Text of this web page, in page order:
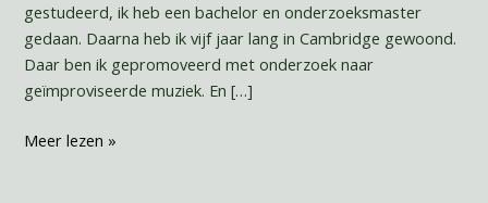
gestudeerd, ik heb een bachelor en onderzoeksmaster
gedaan. Daarna heb ik vijf jaar lang in Cambridge gewoond.
Daar ben ik gepromoveerd met onderzoek naar
geïmproviseerde muziek. En […]
Meer lezen »